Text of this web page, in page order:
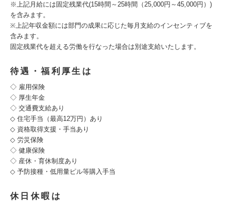
※上記月給には固定残業代(15時間～25時間（25,000円～45,000円）)
を含みます。
※上記年収金額には部門の成果に応じた毎月支給のインセンティブを
含みます。
固定残業代を超える労働を行なった場合は別途支給いたします。
待遇・福利厚生は
◇ 雇用保険
◇ 厚生年金
◇ 交通費支給あり
◇ 住宅手当（最高12万円）あり
◇ 資格取得支援・手当あり
◇ 労災保険
◇ 健康保険
◇ 産休・育休制度あり
◇ 予防接種・低用量ピル等購入手当
休日休暇は